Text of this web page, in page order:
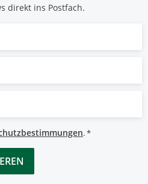
direkt ins Postfach.
.*